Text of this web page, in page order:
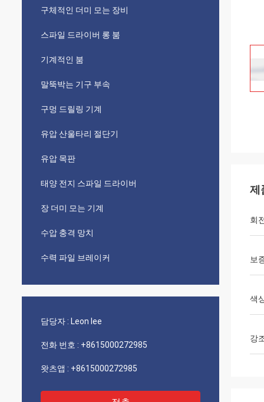
구체적인 더미 모는 장비
스파일 드라이버 롱 붐
기계적인 붐
말뚝박는 기구 부속
구멍 드릴링 기계
유압 산울타리 절단기
유압 목판
태양 전지 스파일 드라이버
장 더미 모는 기계
수압 충격 망치
수력 파일 브레이커
담당자 : Leon lee
전화 번호 : +8615000272985
왓츠앱 : +8615000272985
제
회
보
색
강